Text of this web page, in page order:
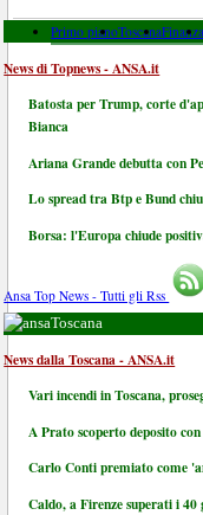
Primo pianoToscana
News di Topnews - ANSA.it
Batosta per Trump, corte
Bianca
Ariana Grande debutta con
Lo spread tra Btp e Bund
Borsa: l'Europa chiude
Ansa Top News - Tutti gli Rss
Toscana
News dalla Toscana - ANSA.it
Vari incendi in Toscana,
A Prato scoperto deposito
Carlo Conti premiato come
Caldo, a Firenze superati i 40